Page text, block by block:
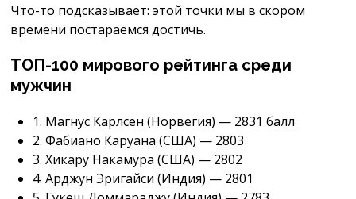
Что-то подсказывает: этой точки мы в скором
времени постараемся достичь.
ТОП-100 мирового рейтинга среди
мужчин
1. Магнус Карлсен (Норвегия) — 2831 балл
2. Фабиано Каруана (США) — 2803
3. Хикару Накамура (США) — 2802
4. Арджун Эригайси (Индия) — 2801